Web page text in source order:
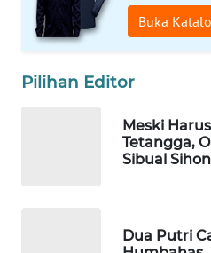
Buka
Pilihan Editor
Meski
Tetangga,
Sibual
Dua Putri
WAHANA
Wahana
Network